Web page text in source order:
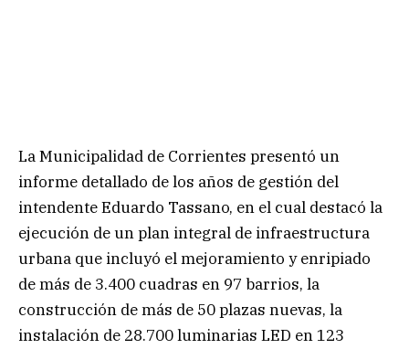
La Municipalidad de Corrientes presentó un
informe detallado de los años de gestión del
intendente Eduardo Tassano, en el cual destacó la
ejecución de un plan integral de infraestructura
urbana que incluyó el mejoramiento y enripiado
de más de 3.400 cuadras en 97 barrios, la
construcción de más de 50 plazas nuevas, la
instalación de 28.700 luminarias LED en 123